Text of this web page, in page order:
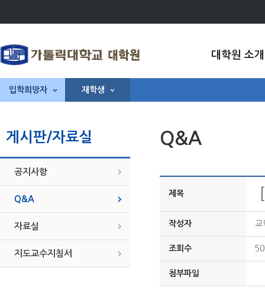
대학원 소개
입학희망자 재학생
게시판/자료실
공지사항
Q&A
자료실
지도교수지침서
Q&A
제목
작성자 교
조회수
첨부파일